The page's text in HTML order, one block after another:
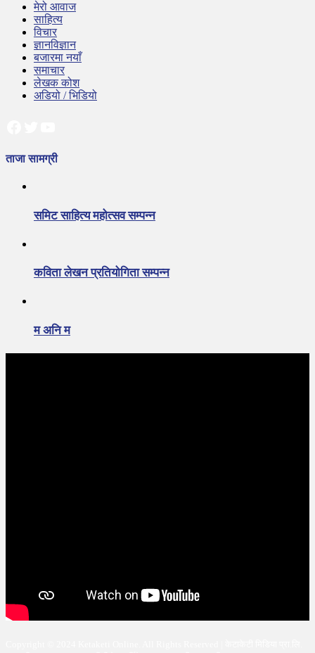
मेरो आवाज
साहित्य
विचार
ज्ञानविज्ञान
बजारमा नयाँ
समाचार
लेखक कोश
अडियो / भिडियो
ताजा सामग्री
समिट साहित्य महोत्सव सम्पन्न
कविता लेखन प्रतियोगिता सम्पन्न
म अनि म